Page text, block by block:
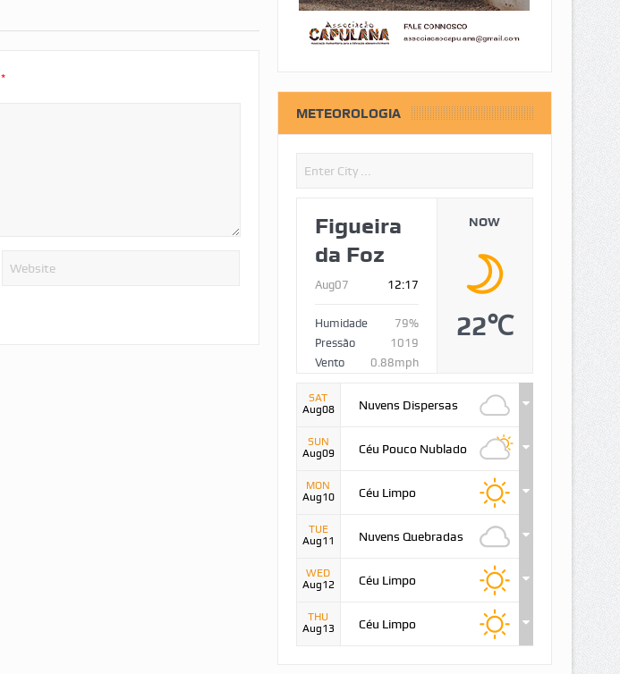
*
METEOROLOGIA
Figueira
da Foz
Aug07 12:17
Humidade
79%
Pressão
1019
Vento
0.88mph
NOW
22℃
SAT
Aug08
Nuvens Dispersas
SUN
Aug09
Céu Pouco Nublado
MON
Aug10
Céu Limpo
TUE
Aug11
Nuvens Quebradas
WED
Aug12
Céu Limpo
THU
Aug13
Céu Limpo